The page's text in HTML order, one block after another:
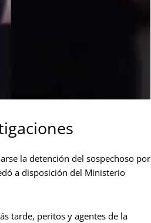
la detención del sospechoso por
a disposición del Ministerio
tarde, peritos y agentes de la